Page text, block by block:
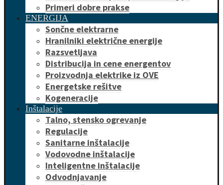
Primeri dobre prakse
ENERGIJA
Sončne elektrarne
Hranilniki električne energije
Razsvetljava
Distribucija in cene energentov
Proizvodnja elektrike iz OVE
Energetske rešitve
Kogeneracije
Inštalacije
Talno, stensko ogrevanje
Regulacije
Sanitarne inštalacije
Vodovodne inštalacije
Inteligentne inštalacije
Odvodnjavanje